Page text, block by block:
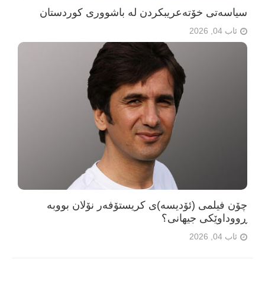
سیاسەتی خۆتەعریبکردن لە باشووری کوردستان
ئاب 04, 2026
چۆن فیلمی (ئۆدیسە)ی کریستۆفەر نۆلان بووبە
ڕووداوێکی جیهانی؟
ئاب 04, 2026